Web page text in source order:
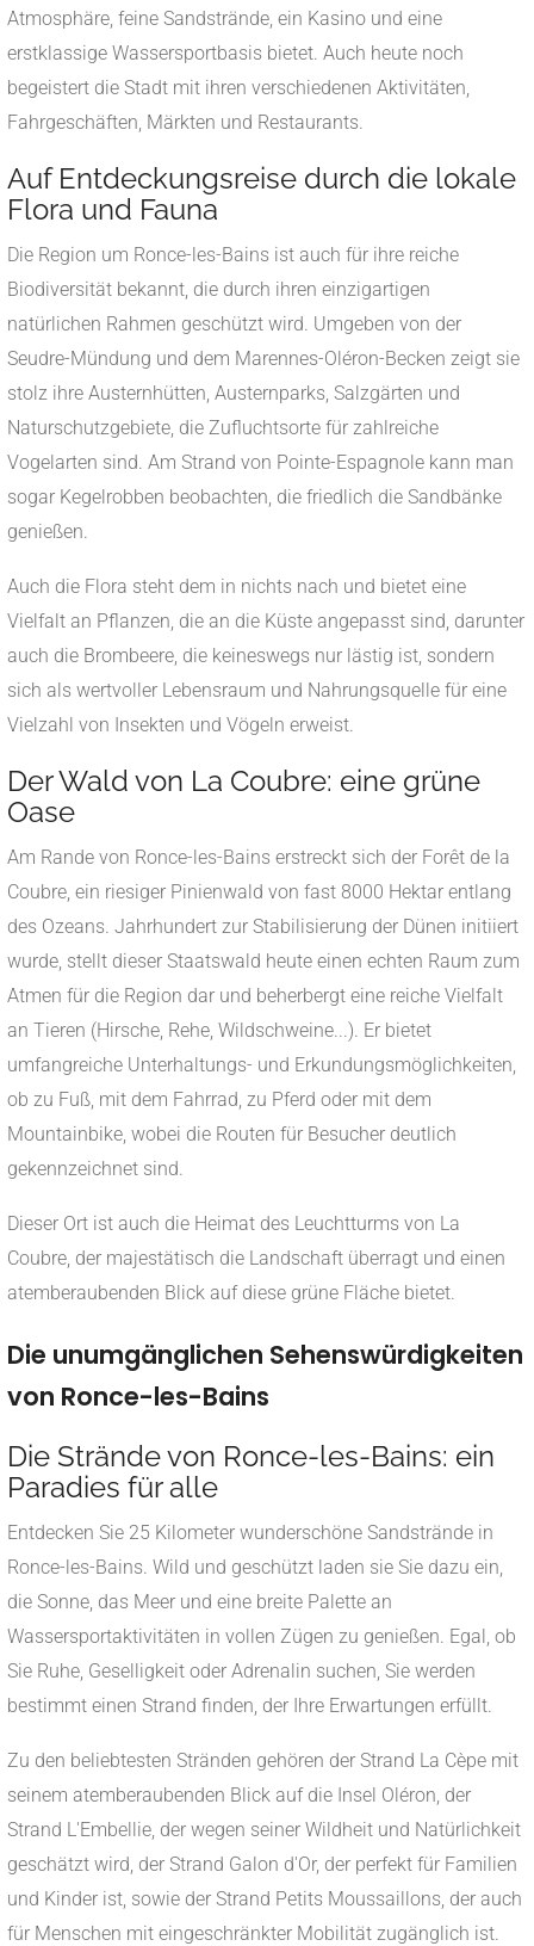
Atmosphäre, feine Sandstrände, ein Kasino und eine
erstklassige Wassersportbasis bietet. Auch heute noch
begeistert die Stadt mit ihren verschiedenen Aktivitäten,
Fahrgeschäften, Märkten und Restaurants.
Auf Entdeckungsreise durch die lokale
Flora und Fauna
Die Region um Ronce-les-Bains ist auch für ihre reiche
Biodiversität bekannt, die durch ihren einzigartigen
natürlichen Rahmen geschützt wird. Umgeben von der
Seudre-Mündung und dem Marennes-Oléron-Becken zeigt sie
stolz ihre Austernhütten, Austernparks, Salzgärten und
Naturschutzgebiete, die Zufluchtsorte für zahlreiche
Vogelarten sind. Am Strand von Pointe-Espagnole kann man
sogar Kegelrobben beobachten, die friedlich die Sandbänke
genießen.
Auch die Flora steht dem in nichts nach und bietet eine
Vielfalt an Pflanzen, die an die Küste angepasst sind, darunter
auch die Brombeere, die keineswegs nur lästig ist, sondern
sich als wertvoller Lebensraum und Nahrungsquelle für eine
Vielzahl von Insekten und Vögeln erweist.
Der Wald von La Coubre: eine grüne
Oase
Am Rande von Ronce-les-Bains erstreckt sich der Forêt de la
Coubre, ein riesiger Pinienwald von fast 8000 Hektar entlang
des Ozeans. Jahrhundert zur Stabilisierung der Dünen initiiert
wurde, stellt dieser Staatswald heute einen echten Raum zum
Atmen für die Region dar und beherbergt eine reiche Vielfalt
an Tieren (Hirsche, Rehe, Wildschweine...). Er bietet
umfangreiche Unterhaltungs- und Erkundungsmöglichkeiten,
ob zu Fuß, mit dem Fahrrad, zu Pferd oder mit dem
Mountainbike, wobei die Routen für Besucher deutlich
gekennzeichnet sind.
Dieser Ort ist auch die Heimat des Leuchtturms von La
Coubre, der majestätisch die Landschaft überragt und einen
atemberaubenden Blick auf diese grüne Fläche bietet.
Die unumgänglichen Sehenswürdigkeiten
von Ronce-les-Bains
Die Strände von Ronce-les-Bains: ein
Paradies für alle
Entdecken Sie 25 Kilometer wunderschöne Sandstrände in
Ronce-les-Bains. Wild und geschützt laden sie Sie dazu ein,
die Sonne, das Meer und eine breite Palette an
Wassersportaktivitäten in vollen Zügen zu genießen. Egal, ob
Sie Ruhe, Geselligkeit oder Adrenalin suchen, Sie werden
bestimmt einen Strand finden, der Ihre Erwartungen erfüllt.
Zu den beliebtesten Stränden gehören der Strand La Cèpe mit
seinem atemberaubenden Blick auf die Insel Oléron, der
Strand L'Embellie, der wegen seiner Wildheit und Natürlichkeit
geschätzt wird, der Strand Galon d'Or, der perfekt für Familien
und Kinder ist, sowie der Strand Petits Moussaillons, der auch
für Menschen mit eingeschränkter Mobilität zugänglich ist.